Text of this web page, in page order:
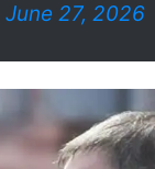
June 27, 2026